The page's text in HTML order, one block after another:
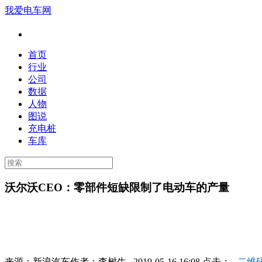
我爱电车网
首页
行业
公司
数据
人物
图说
充电桩
车库
沃尔沃CEO：零部件短缺限制了电动车的产量